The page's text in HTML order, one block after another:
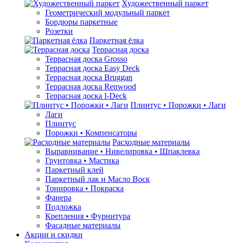
Художественный паркет
Геометрический модульный паркет
Бордюры паркетные
Розетки
Паркетная ёлка
Террасная доска
Террасная доска Grosso
Террасная доска Easy Deck
Террасная доска Bruggan
Террасная доска Renwood
Террасная доска I-Deck
Плинтус • Порожки • Лаги
Лаги
Плинтус
Порожки • Компенсаторы
Расходные материалы
Выравнивание • Нивелировка • Шпаклевка
Грунтовкa • Мастика
Паркетный клей
Паркетный лак и Масло Воск
Тонировка • Покраска
Фанера
Подложка
Крепления • Фурнитура
Фасадные материалы
Акции и скидки